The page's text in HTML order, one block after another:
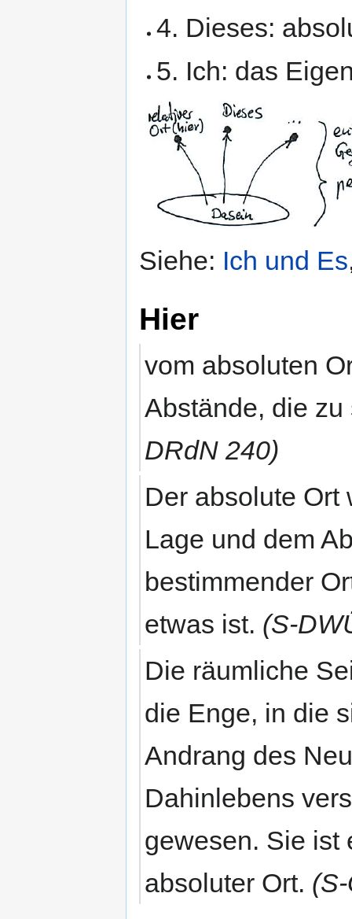
4. Dieses:
5. Ich: das
Siehe: Ich und Es
Hier
vom absoluten
Abstände, die
DRdN 240)
Der absolute Ort
Lage und dem
bestimmender
etwas ist. (S-
Die räumliche
die Enge, in die
Andrang des
Dahinlebens
gewesen. Sie ist
absoluter Ort.